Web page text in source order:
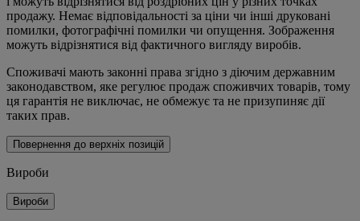
продажу. Немає відповідальності за ціни чи інші друковані
помилки, фотографічні помилки чи опущення. Зображення
можуть відрізнятися від фактичного вигляду виробів.
Споживачі мають законні права згідно з діючим державним
законодавством, яке регулює продаж споживчих товарів, тому
ця гарантія не виключає, не обмежує та не призупиняє дії
таких прав.
Повернення до верхніх позицій
Вироби
Вироби